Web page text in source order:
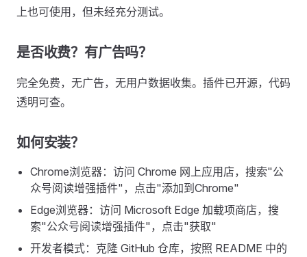
上也可使用，但未经充分测试。
是否收费？有广告吗？
完全免费，无广告，无用户数据收集。插件已开源，代码
透明可查。
如何安装？
Chrome浏览器：访问 Chrome 网上应用店，搜索"公
众号阅读增强插件"，点击"添加到Chrome"
Edge浏览器：访问 Microsoft Edge 加载项商店，搜
索"公众号阅读增强插件"，点击"获取"
开发者模式：克隆 GitHub 仓库，按照 README 中的